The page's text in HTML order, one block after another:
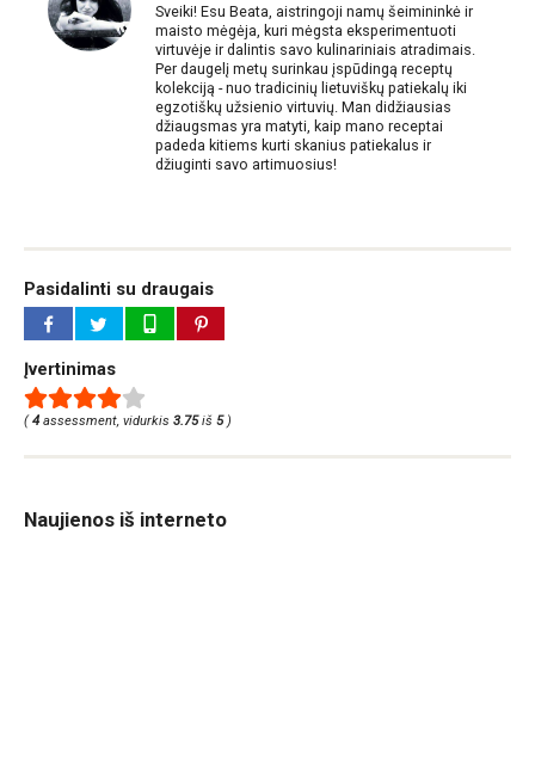
Sveiki! Esu Beata, aistringoji namų šeimininkė ir
maisto mėgėja, kuri mėgsta eksperimentuoti
virtuvėje ir dalintis savo kulinariniais atradimais.
Per daugelį metų surinkau įspūdingą receptų
kolekciją - nuo tradicinių lietuviškų patiekalų iki
egzotiškų užsienio virtuvių. Man didžiausias
džiaugsmas yra matyti, kaip mano receptai
padeda kitiems kurti skanius patiekalus ir
džiuginti savo artimuosius!
Pasidalinti su draugais
Įvertinimas
( 4 assessment, vidurkis 3.75iš 5)
Naujienos iš interneto